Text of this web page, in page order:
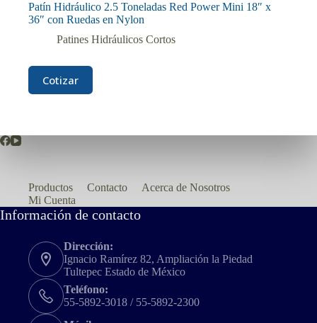
Patín Hidráulico 2.5 Toneladas Red Power Mini 18″ x
36″ con Ruedas en Nylon
Patines Hidráulicos Cortos
Cotizar
Productos Contacto
Acerca de Nosotros
Mi Cuenta
Información de contacto
Dirección:
Ignacio Ramírez 82, Ampliación la Piedad
Tultepec Estado de México
Teléfono:
55-5892-3018 / 55-5892-2300